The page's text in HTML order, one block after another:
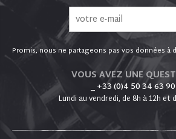
Promis, nous ne partageons pas vos données à
VOUS AVEZ UNE
_ +33 (0)4 50 34 63 90
Lundi au vendredi, de 8h à 12h et